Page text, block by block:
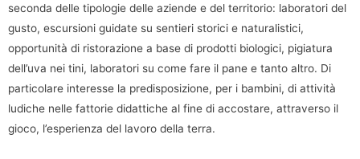
seconda delle tipologie delle aziende e del territorio: laboratori del
gusto, escursioni guidate su sentieri storici e naturalistici,
opportunità di ristorazione a base di prodotti biologici, pigiatura
dell’uva nei tini, laboratori su come fare il pane e tanto altro. Di
particolare interesse la predisposizione, per i bambini, di attività
ludiche nelle fattorie didattiche al fine di accostare, attraverso il
gioco, l’esperienza del lavoro della terra.